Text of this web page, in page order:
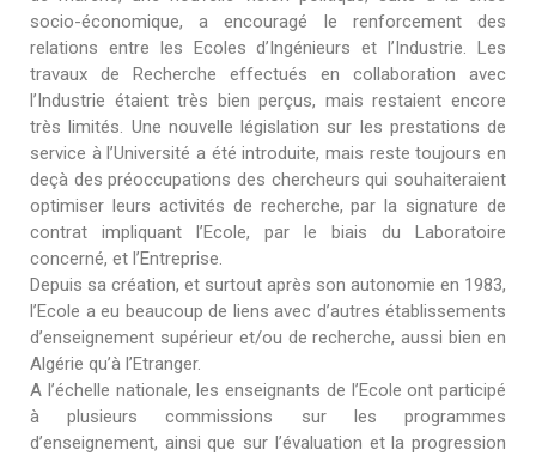
socio-économique, a encouragé le renforcement des
relations entre les Ecoles d’Ingénieurs et l’Industrie. Les
travaux de Recherche effectués en collaboration avec
l’Industrie étaient très bien perçus, mais restaient encore
très limités. Une nouvelle législation sur les prestations de
service à l’Université a été introduite, mais reste toujours en
deçà des préoccupations des chercheurs qui souhaiteraient
optimiser leurs activités de recherche, par la signature de
contrat impliquant l’Ecole, par le biais du Laboratoire
concerné, et l’Entreprise.
Depuis sa création, et surtout après son autonomie en 1983,
l’Ecole a eu beaucoup de liens avec d’autres établissements
d’enseignement supérieur et/ou de recherche, aussi bien en
Algérie qu’à l’Etranger.
A l’échelle nationale, les enseignants de l’Ecole ont participé
à plusieurs commissions sur les programmes
d’enseignement, ainsi que sur l’évaluation et la progression